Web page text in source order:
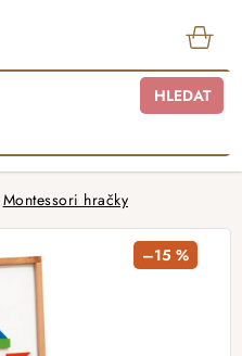
HLEDAT
Montessori hračky
–15 %